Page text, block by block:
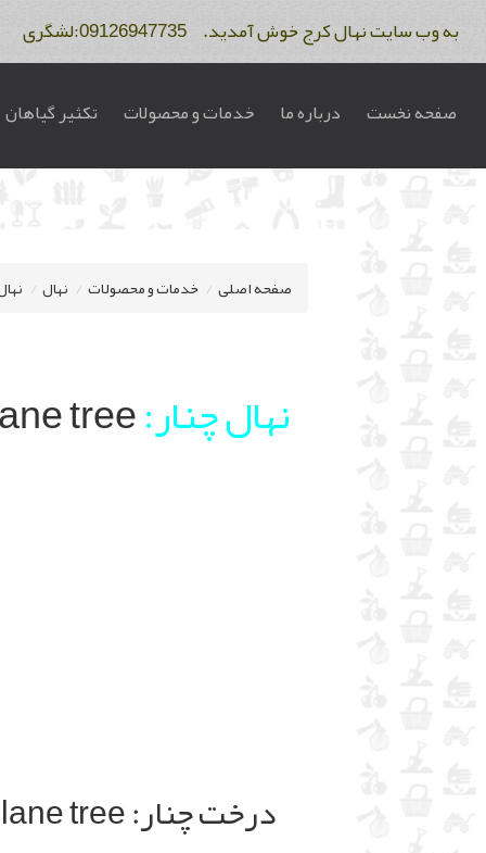
به وب سایت نهال کرج خوش آمدید. 09126947735:لشگری 09122275234:فاتح
صفحه نخست درباره ما خدمات و محصولات تکثیر گیاهان
صفحه اصلی خدمات و محصولات نهال
نهال چنار:tree
درخت چنار: Plane tree